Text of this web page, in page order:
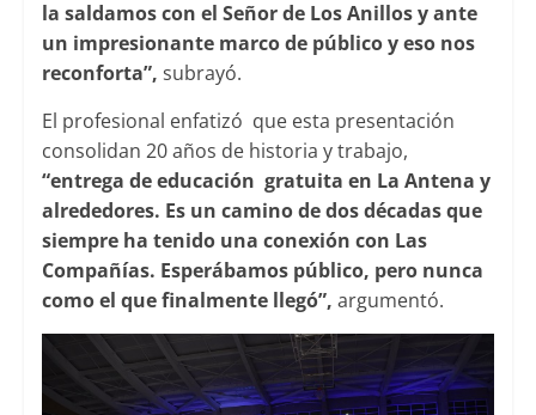
la saldamos con el Señor de Los Anillos y ante
un impresionante marco de público y eso nos
reconforta”, subrayó.
El profesional enfatizó que esta presentación
consolidan 20 años de historia y trabajo,
“entrega de educación gratuita en La Antena y
alrededores. Es un camino de dos décadas que
siempre ha tenido una conexión con Las
Compañías. Esperábamos público, pero nunca
como el que finalmente llegó”, argumentó.